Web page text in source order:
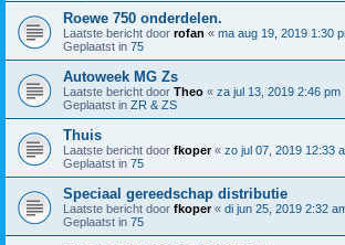
Roewe 750 onderdelen.
Laatste bericht door rofan « ma aug 19, 2019 1:30
Geplaatst in 75
Autoweek MG Zs
Laatste bericht door Theo « za jul 13, 2019 2:46 pm
Geplaatst in ZR & ZS
Thuis
Laatste bericht door fkoper« zo jul 07, 2019 12:33
Geplaatst in 75
Speciaal gereedschap distributie
Laatste bericht door fkoper« di jun 25, 2019 2:32
Geplaatst in 75